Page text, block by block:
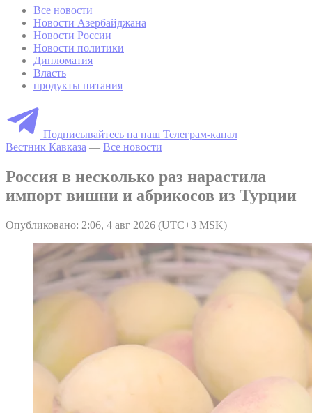
Все новости
Новости Азербайджана
Новости России
Новости политики
Дипломатия
Власть
продукты питания
Подписывайтесь на наш Телеграм-канал
Вестник Кавказа — Все новости
Россия в несколько раз нарастила
импорт вишни и абрикосов из Турции
Опубликовано: 2:06, 4 авг 2026 (UTC+3 MSK)